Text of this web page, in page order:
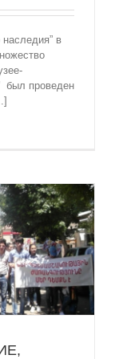
в
был проведен